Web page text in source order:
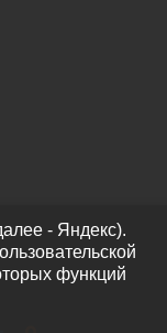
- Яндекс).
функций